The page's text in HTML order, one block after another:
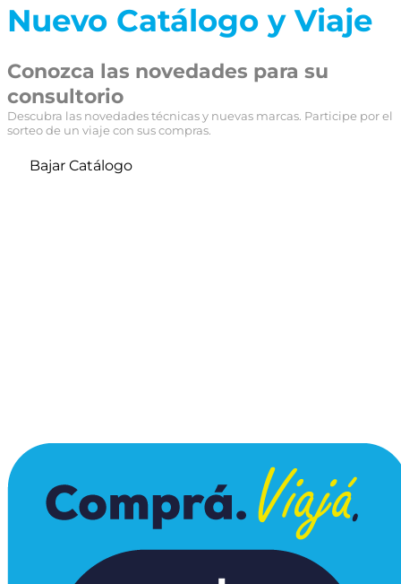
Nuevo Catálogo y Viaje
Conozca las novedades para su
consultorio
Descubra las novedades técnicas y nuevas marcas. Participe por el
sorteo de un viaje con sus compras.
Bajar Catálogo